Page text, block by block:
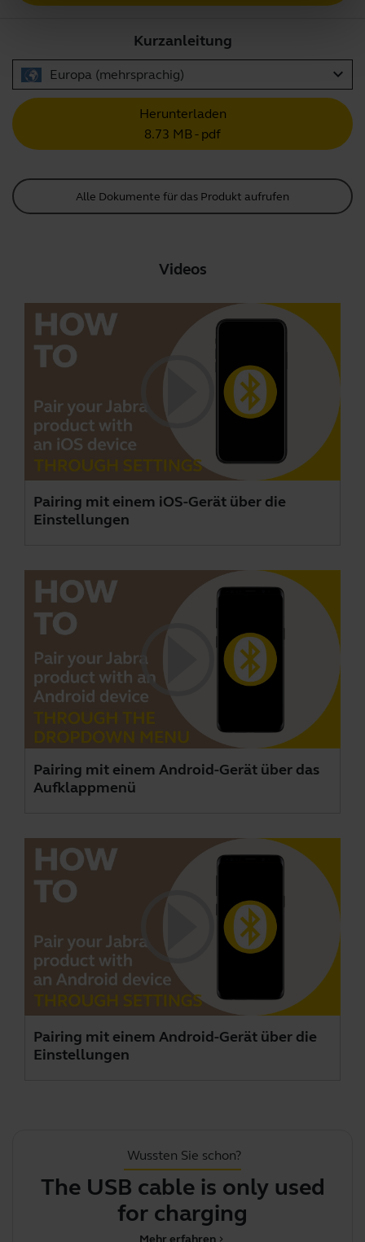
Kurzanleitung
Europa (mehrsprachig) expand_more
Herunterladen
8.73 MB - pdf
Alle Dokumente für das Produkt aufrufen
Videos
Pairing mit einem iOS-Gerät über die
Einstellungen
Pairing mit einem Android-Gerät über das
Aufklappmenü
Pairing mit einem Android-Gerät über die
Einstellungen
Wussten Sie schon?
The USB cable is only used
for charging
chevron_right
Mehr erfahren